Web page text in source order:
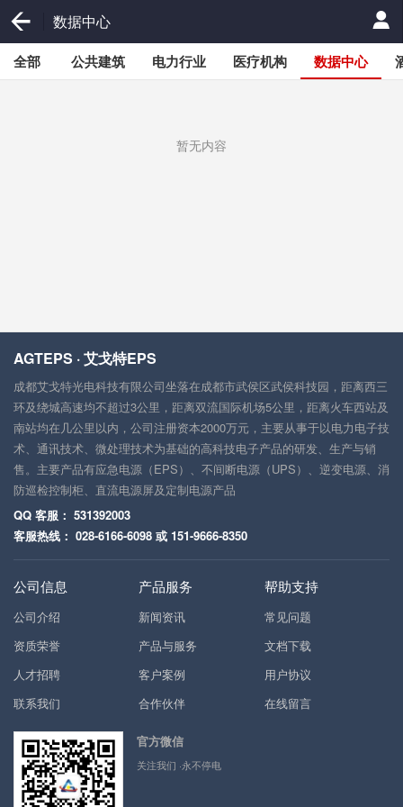
数据中心
全部 公共建筑 电力行业 医疗机构 数据中心
暂无内容
AGTEPS · 艾戈特EPS
成都艾戈特光电科技有限公司坐落在成都市武侯区武侯科技园，距离西三
环及绕城高速均不超过3公里，距离双流国际机场5公里，距离火车西站及
南站均在几公里以内，公司注册资本2000万元，主要从事于以电力电子技
术、通讯技术、微处理技术为基础的高科技电子产品的研发、生产与销
售。主要产品有应急电源（EPS）、不间断电源（UPS）、逆变电源、消
防巡检控制柜、直流电源屏及定制电源产品
QQ 客服： 531392003
客服热线： 028-6166-6098 或 151-9666-8350
公司信息
公司介绍
资质荣誉
人才招聘
联系我们
产品服务
新闻资讯
产品与服务
客户案例
合作伙伴
帮助支持
常见问题
文档下载
用户协议
在线留言
官方微信
关注我们 ·永不停电